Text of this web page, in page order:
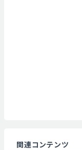
関連コンテンツ